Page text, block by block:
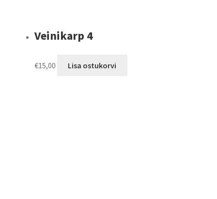
Veinikarp 4
€15,00 Lisa ostukorvi